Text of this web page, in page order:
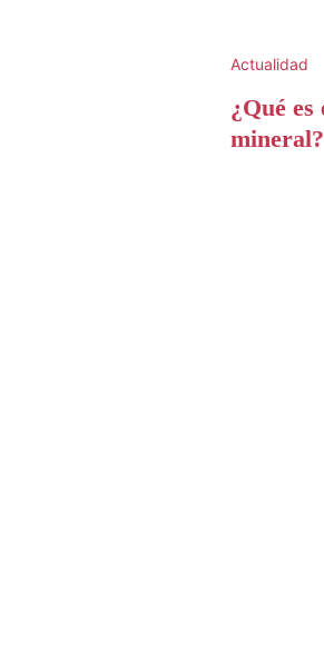
Actualidad
¿Qué
mineral?